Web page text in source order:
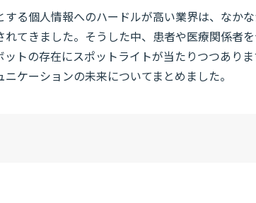
する個人情報へのハードルが高い業界は、なか
れてきました。そうした中、患者や医療関係者
トの存在にスポットライトが当たりつつありま
ケーションの未来についてまとめました。